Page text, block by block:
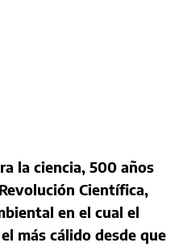
la ciencia, 500 años
Científica,
en el cual el
más cálido desde que